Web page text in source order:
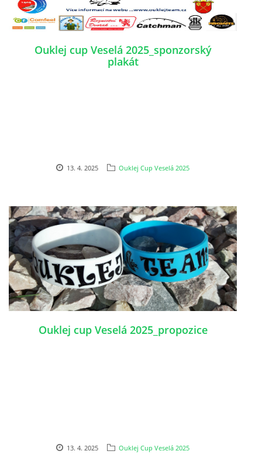
Ouklej cup Veselá 2025_sponzorský
plakát
13. 4. 2025 Ouklej Cup Veselá 2025
Ouklej cup Veselá 2025_propozice
13. 4. 2025 Ouklej Cup Veselá 2025